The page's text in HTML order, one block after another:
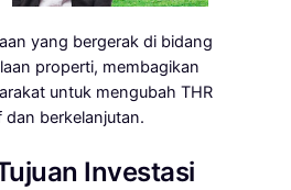
yang bergerak di bidang
properti, membagikan
untuk mengubah THR
berkelanjutan.
Investasi